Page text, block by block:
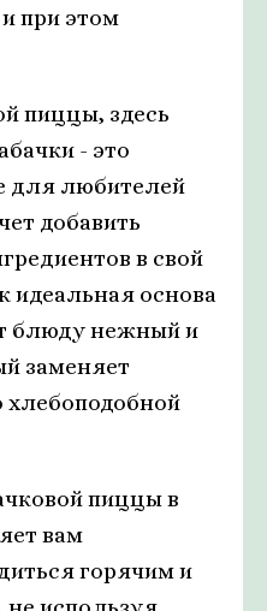
при этом
пиццы, здесь
- это
для любителей
добавить
в свой
идеальная основа
блюду нежный и
заменяет
хлебоподобной
пиццы в
вам
горячим и